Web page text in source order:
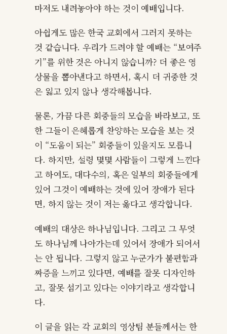
마저도 내려놓아야 하는 것이 예배입니다.
아쉽게도 많은 한국 교회에서 그러지 못하는
것 같습니다. 우리가 드려야 할 예배는 “보여주
기”를 위한 것은 아니지 않습니까? 더 좋은 영
상물을 뽑아낸다고 하면서, 혹시 더 귀중한 것
은 잃고 있지 않나 생각해봅니다.
물론, 가끔 다른 회중들의 모습을 바라보고, 또
한 그들이 은혜롭게 찬양하는 모습을 보는 것
이 “도움이 되는” 회중들이 있을지도 모릅니
다. 하지만, 설령 몇몇 사람들이 그렇게 느낀다
고 하여도, 대다수의, 혹은 일부의 회중들에게
있어 그것이 예배하는 것에 있어 장애가 된다
면, 하지 않는 것이 저는 옳다고 생각합니다.
예배의 대상은 하나님입니다. 그리고 그 무엇
도 하나님께 나아가는데 있어서 장애가 되어서
는 안 됩니다. 그렇지 않고 누군가가 불편함과
짜증을 느끼고 있다면, 예배를 잘못 디자인하
고, 잘못 섬기고 있다는 이야기라고 생각합니
다.
이 글을 읽는 각 교회의 영상팀 분들께서는 한